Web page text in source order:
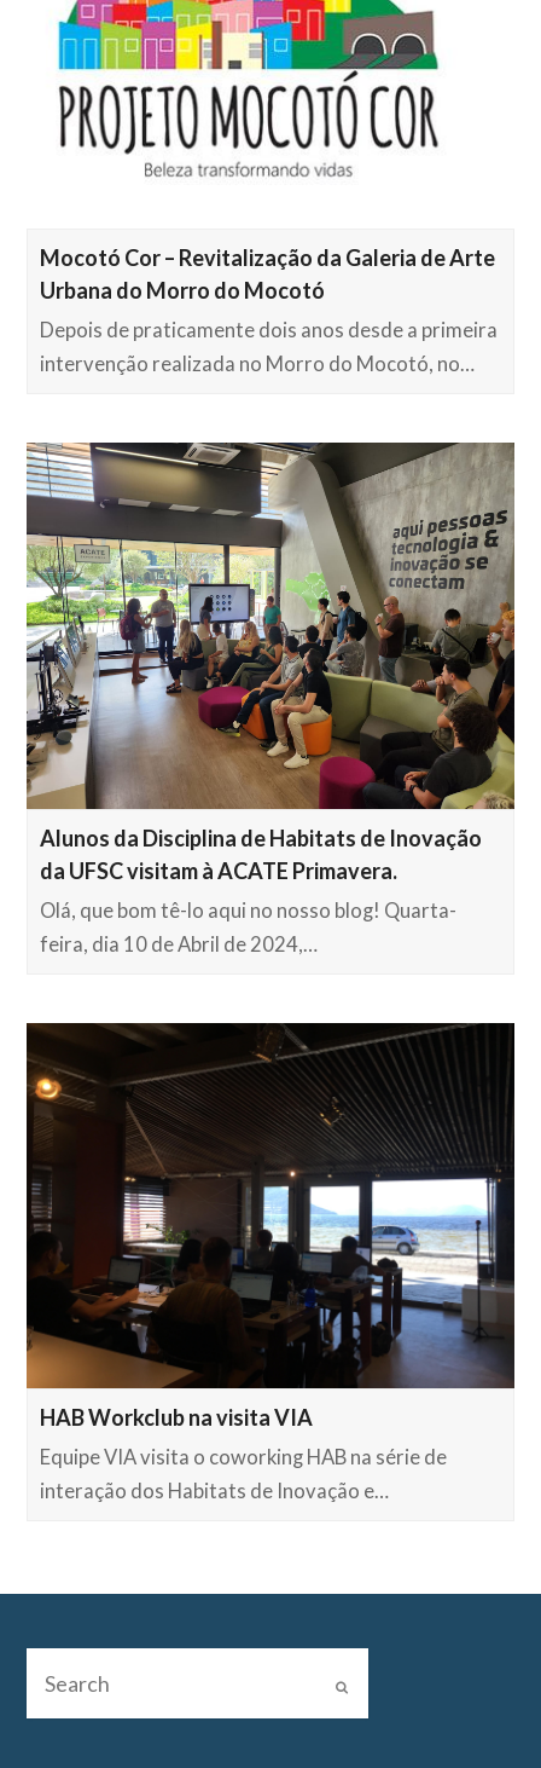
Mocotó Cor – Revitalização da Galeria de Arte
Urbana do Morro do Mocotó
Depois de praticamente dois anos desde a primeira
intervenção realizada no Morro do Mocotó, no…
Alunos da Disciplina de Habitats de Inovação
da UFSC visitam à ACATE Primavera.
Olá, que bom tê-lo aqui no nosso blog! Quarta-
feira, dia 10 de Abril de 2024,…
HAB Workclub na visita VIA
Equipe VIA visita o coworking HAB na série de
interação dos Habitats de Inovação e…